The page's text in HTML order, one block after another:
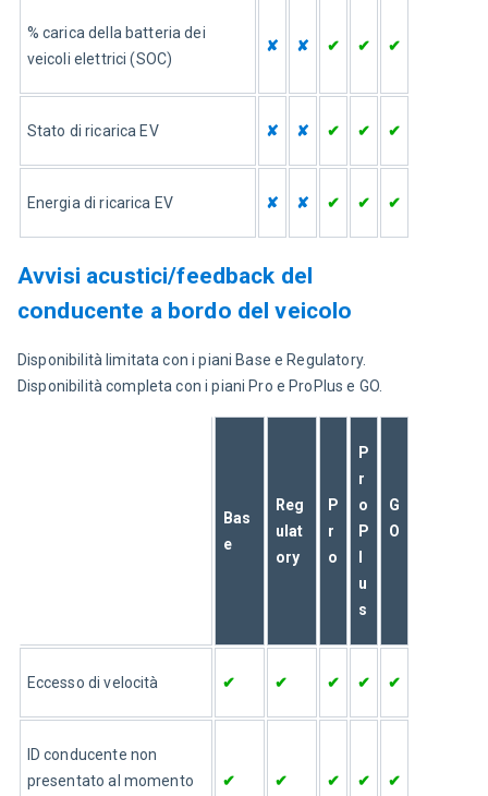
% carica della batteria dei
veicoli elettrici (SOC)
✘ ✘ ✔ ✔ ✔
Stato di ricarica EV ✘ ✘ ✔ ✔ ✔
Energia di ricarica EV ✘ ✘ ✔ ✔ ✔
Avvisi acustici/feedback del
conducente a bordo del veicolo
Disponibilità limitata con i piani Base e Regulatory.
Disponibilità completa con i piani Pro e ProPlus e GO.
Bas
e
Reg
ulat
ory
P
r
o
P
r
o
P
u
s
G
O
Eccesso di velocità ✔ ✔ ✔ ✔ ✔
ID conducente non
presentato al momento
✔ ✔ ✔ ✔ ✔